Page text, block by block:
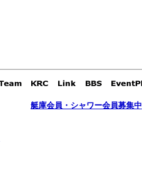
艇庫会員・シャワー会員募集中